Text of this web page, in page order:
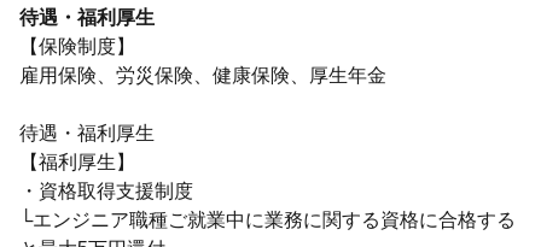
待遇・福利厚生
【保険制度】
雇用保険、労災保険、健康保険、厚生年金
待遇・福利厚生
【福利厚生】
・資格取得支援制度
└エンジニア職種ご就業中に業務に関する資格に合格する